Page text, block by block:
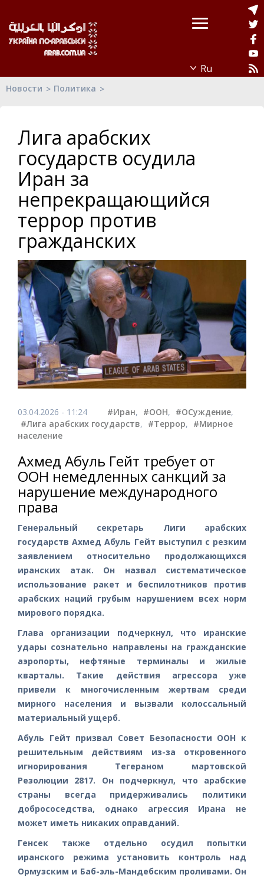
Новости Политика
Лига арабских
государств осудила
Иран за
непрекращающийся
террор против
гражданских
03.04.2026 - 11:24 #Иран, #ООН, #ОСуждение,
#Лига арабских государств, #Террор, #Мирное
население
Ахмед Абуль Гейт требует от
ООН немедленных санкций за
нарушение международного
права
Генеральный секретарь Лиги арабских
государств Ахмед Абуль Гейт выступил с резким
заявлением относительно продолжающихся
иранских атак. Он назвал систематическое
использование ракет и беспилотников против
арабских наций грубым нарушением всех норм
мирового порядка.
Глава организации подчеркнул, что иранские
удары сознательно направлены на гражданские
аэропорты, нефтяные терминалы и жилые
кварталы. Такие действия агрессора уже
привели к многочисленным жертвам среди
мирного населения и вызвали колоссальный
материальный ущерб.
Абуль Гейт призвал Совет Безопасности ООН к
решительным действиям из-за откровенного
игнорирования Тегераном мартовской
Резолюции 2817. Он подчеркнул, что арабские
страны всегда придерживались политики
добрососедства, однако агрессия Ирана не
может иметь никаких оправданий.
Генсек также отдельно осудил попытки
иранского режима установить контроль над
Ормузским и Баб-эль-Мандебским проливами. Он